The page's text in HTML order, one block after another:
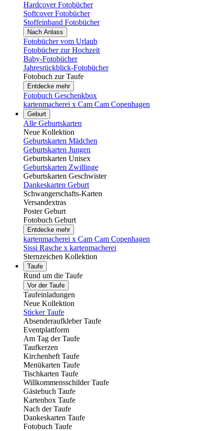
Hardcover Fotobücher
Softcover Fotobücher
Stoffeinband Fotobücher
Nach Anlass
Fotobücher vom Urlaub
Fotobücher zur Hochzeit
Baby-Fotobücher
Jahresrückblick-Fotobücher
Fotobuch zur Taufe
Entdecke mehr
Fotobuch Geschenkbox
kartenmacherei x Cam Cam Copenhagen
Geburt
Alle Geburtskarten
Neue Kollektion
Geburtskarten Mädchen
Geburtskarten Jungen
Geburtskarten Unisex
Geburtskarten Zwillinge
Geburtskarten Geschwister
Dankeskarten Geburt
Schwangerschafts-Karten
Versandextras
Poster Geburt
Fotobuch Geburt
Entdecke mehr
kartenmacherei x Cam Cam Copenhagen
Sissi Rasche x kartenmacherei
Sternzeichen Kollektion
Taufe
Rund um die Taufe
Vor der Taufe
Taufeinladungen
Neue Kollektion
Sticker Taufe
Absenderaufkleber Taufe
Eventplattform
Am Tag der Taufe
Taufkerzen
Kirchenheft Taufe
Menükarten Taufe
Tischkarten Taufe
Willkommensschilder Taufe
Gästebuch Taufe
Kartenbox Taufe
Nach der Taufe
Dankeskarten Taufe
Fotobuch Taufe